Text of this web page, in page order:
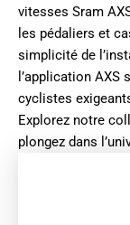
vitesses Sram
les pédaliers et
simplicité de
l’application
cyclistes
Explorez notre
plongez dans